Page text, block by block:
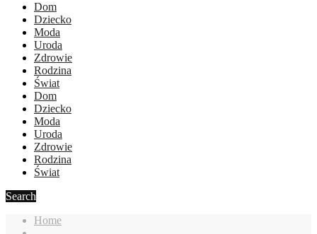
Dom
Dziecko
Moda
Uroda
Zdrowie
Rodzina
Świat
Dom
Dziecko
Moda
Uroda
Zdrowie
Rodzina
Świat
Search
Home